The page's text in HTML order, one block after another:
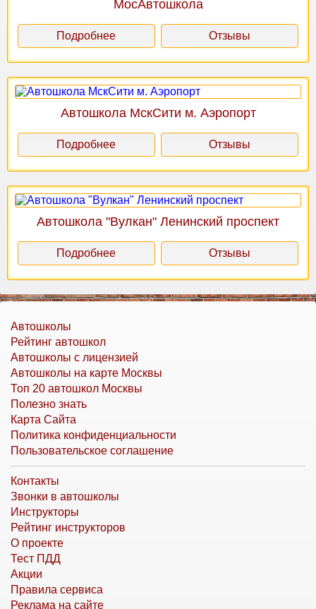
МосАвтошкола
Подробнее Отзывы
Автошкола МскСити м. Аэропорт
Подробнее Отзывы
Автошкола "Вулкан" Ленинский проспект
Подробнее Отзывы
Автошколы
Рейтинг автошкол
Автошколы с лицензией
Автошколы на карте Москвы
Топ 20 автошкол Москвы
Полезно знать
Карта Сайта
Политика конфиденциальности
Пользовательское соглашение
Контакты
Звонки в автошколы
Инструкторы
Рейтинг инструкторов
О проекте
Тест ПДД
Акции
Правила сервиса
Реклама на сайте